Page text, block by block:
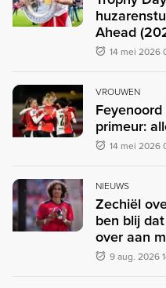
Ahead
14 mei 2026
VROUWEN
primeur:
14 mei 2026
NIEUWS
Zechiël
ben blij
over aan
9 aug. 2026